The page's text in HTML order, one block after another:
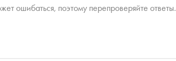
ошибаться, поэтому перепроверяйте ответы.